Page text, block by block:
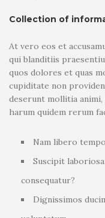
Collection of
At vero eos et
qui blanditiis
quos dolores et quas
cupiditate non
deserunt mollitia
harum quidem rerum
Nam libero
Suscipit
consequatur?
Dignissimos